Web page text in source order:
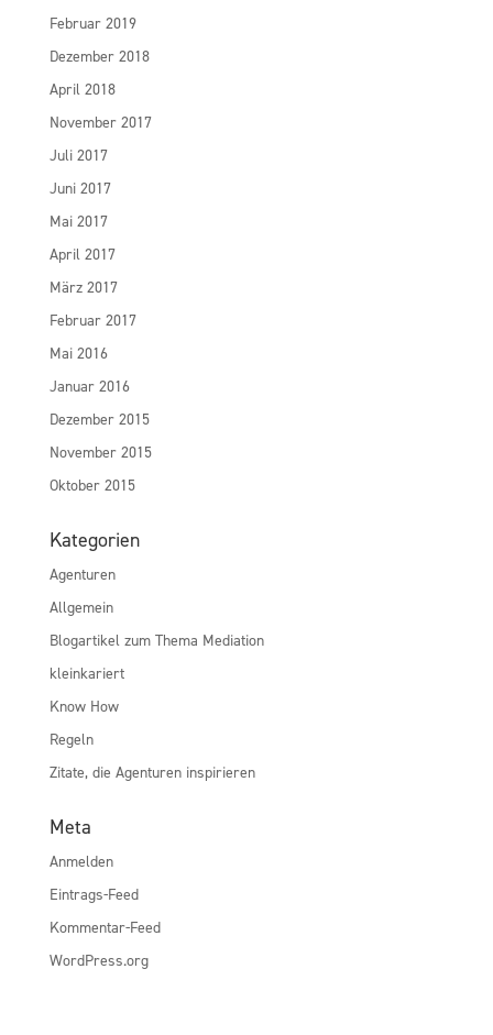
Februar 2019
Dezember 2018
April 2018
November 2017
Juli 2017
Juni 2017
Mai 2017
April 2017
März 2017
Februar 2017
Mai 2016
Januar 2016
Dezember 2015
November 2015
Oktober 2015
Kategorien
Agenturen
Allgemein
Blogartikel zum Thema Mediation
kleinkariert
Know How
Regeln
Zitate, die Agenturen inspirieren
Meta
Anmelden
Eintrags-Feed
Kommentar-Feed
WordPress.org